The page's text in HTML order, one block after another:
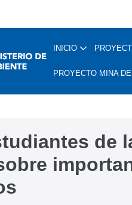
INICIO
PROYECTO MINA
de